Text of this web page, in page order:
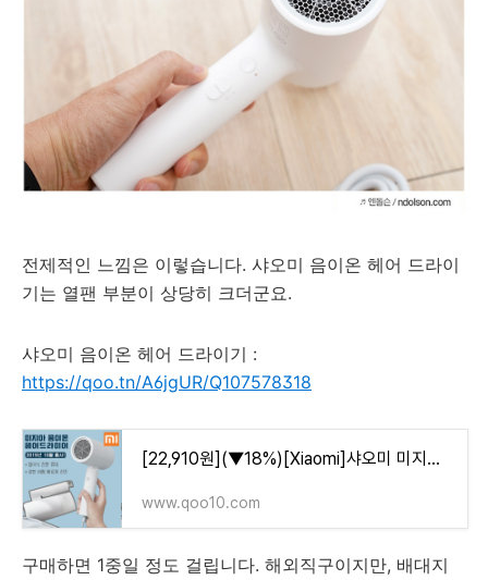
전제적인 느낌은 이렇습니다. 샤오미 음이온 헤어 드라이
기는 열팬 부분이 상당히 크더군요.
샤오미 음이온 헤어 드라이기 :
https://qoo.tn/A6jgUR/Q107578318
[22,910원](▼18%)[Xiaomi]샤오미 미지아 휴대용 음이온 헤어 드라이기
www.qoo10.com
구매하면 1중일 정도 걸립니다. 해외직구이지만, 배대지